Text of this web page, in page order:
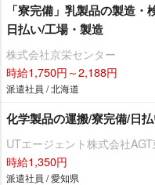
「寮完備」乳製品の製造
日払い/工場・製造
株式会社京栄センター
時給1,750円～2,188円
派遣社員 / 北海道
化学製品の運搬/寮完備/日
UTエージェント株式会社
時給1,350円
派遣社員 / 愛知県